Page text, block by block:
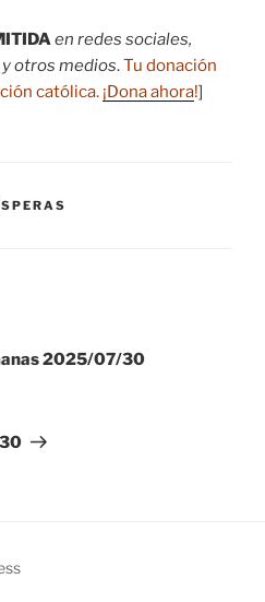
en redes sociales,
otros medios.Tu donación
católica. ¡Dona ahora!]
2025/07/30